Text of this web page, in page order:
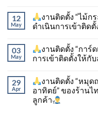
12
May
งานติดตั้ง “ไม้ก
ดำเนินการเข้าติด
03
May
งานติดตั้ง “การ์
การเข้าติดตั้ง​ให้กั
29
Apr
งานติดตั้ง “หมุ
อาทิตย์” ของร้านไ
ลูกค้า